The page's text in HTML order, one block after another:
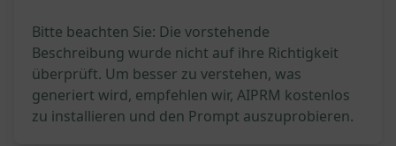
Bitte beachten Sie: Die vorstehende
Beschreibung wurde nicht auf ihre Richtigkeit
überprüft. Um besser zu verstehen, was
generiert wird, empfehlen wir, AIPRM kostenlos
zu installieren und den Prompt auszuprobieren.